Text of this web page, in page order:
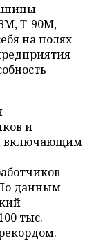
Т-90М,
на полях
и
включающим
данным
тыс.